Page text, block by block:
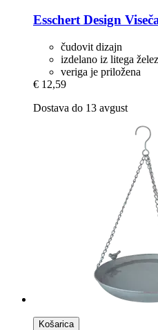
Esschert Design
čudovit dizajn
izdelano iz litega
veriga je priložena
€ 12,59
Dostava do 13 avgust
Košarica